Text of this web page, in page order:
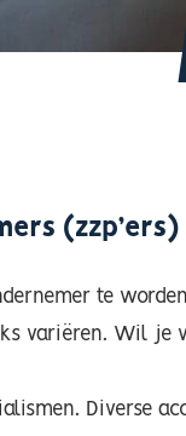
(zzp’ers)
te
variëren. Wil
Diverse